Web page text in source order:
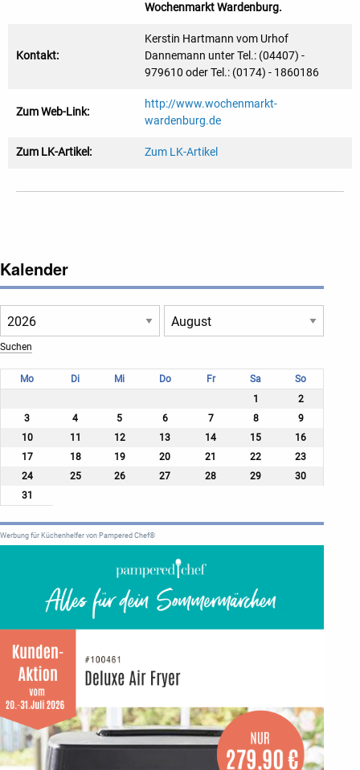
Wochenmarkt Wardenburg.
Kontakt:
Kerstin Hartmann vom Urhof
Dannemann unter Tel.: (04407) -
979610 oder Tel.: (0174) - 1860186
Zum Web-Link:
http://www.wochenmarkt-
wardenburg.de
Zum LK-Artikel: Zum LK-Artikel
Kalender
Mo Di Mi Do Fr Sa
So
1
2
3
4 5 6 7 8
9
10
11 12 13 14 15
16
17
18 19 20 21 22
23
24
25 26 27 28 29
30
31
Werbung für Küchenhelfer von Pampered Chef®